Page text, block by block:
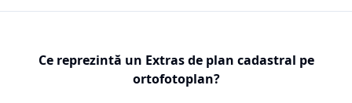
Ce reprezintă un Extras de plan cadastral pe
ortofotoplan?